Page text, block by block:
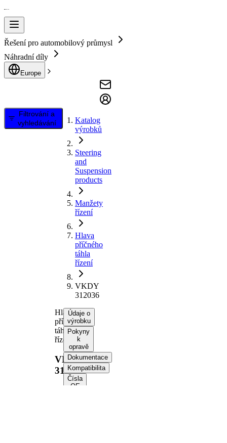
Řešení pro automobilový průmysl
Náhradní díly
Europe
Filtrování a
vyhledávání
Katalog
výrobků
Steering
and
Suspension
products
Manžety
řízení
Hlava
příčného
táhla
řízení
VKDY
312036
Hlava
příčného
táhla
řízení
VKDY
312036
Údaje o
výrobku
Pokyny
k
opravě
Dokumentace
Kompatibilita
Čísla
OE